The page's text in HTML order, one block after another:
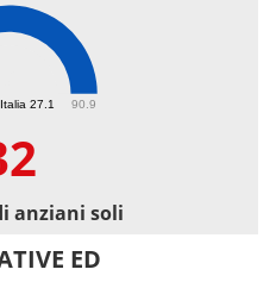
27.1 90.9
anziani soli
ED